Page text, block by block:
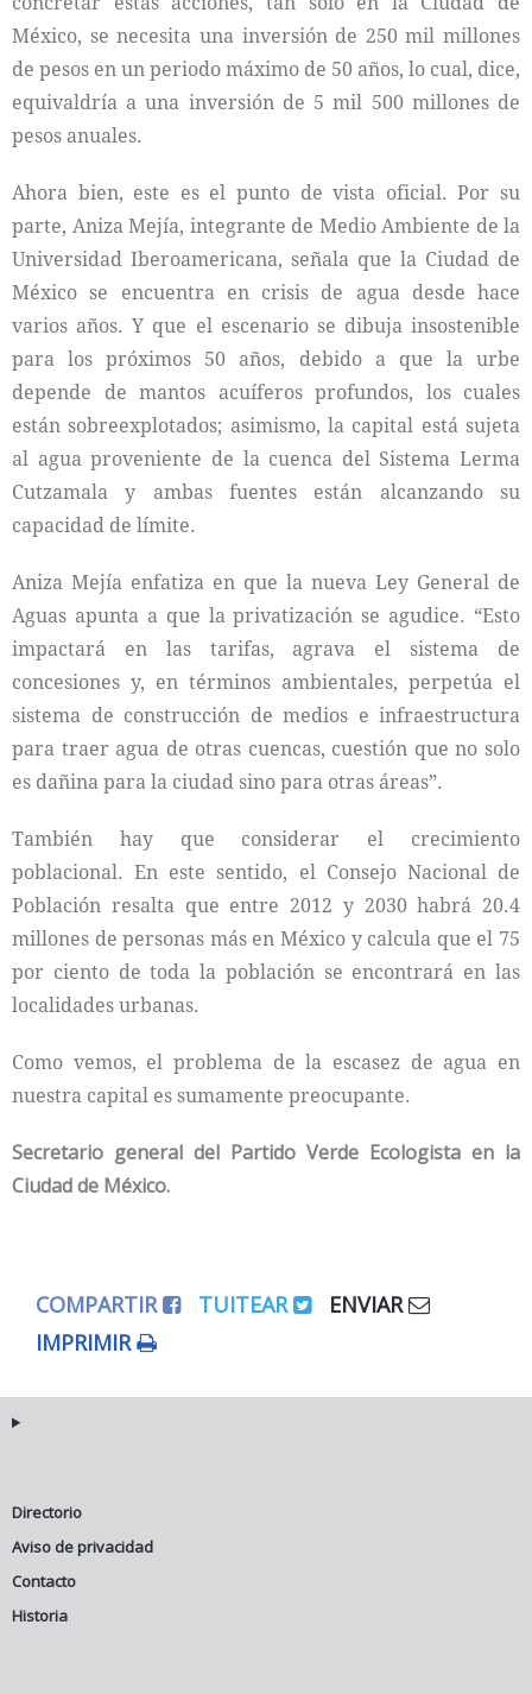
México, se necesita una inversión de 250 mil millones
de pesos en un periodo máximo de 50 años, lo cual, dice,
equivaldría a una inversión de 5 mil 500 millones de
pesos anuales.
Ahora bien, este es el punto de vista oficial. Por su
parte, Aniza Mejía, integrante de Medio Ambiente de la
Universidad Iberoamericana, señala que la Ciudad de
México se encuentra en crisis de agua desde hace
varios años. Y que el escenario se dibuja insostenible
para los próximos 50 años, debido a que la urbe
depende de mantos acuíferos profundos, los cuales
están sobreexplotados; asimismo, la capital está sujeta
al agua proveniente de la cuenca del Sistema Lerma
Cutzamala y ambas fuentes están alcanzando su
capacidad de límite.
Aniza Mejía enfatiza en que la nueva Ley General de
Aguas apunta a que la privatización se agudice. “Esto
impactará en las tarifas, agrava el sistema de
concesiones y, en términos ambientales, perpetúa el
sistema de construcción de medios e infraestructura
para traer agua de otras cuencas, cuestión que no solo
es dañina para la ciudad sino para otras áreas”.
También hay que considerar el crecimiento
poblacional. En este sentido, el Consejo Nacional de
Población resalta que entre 2012 y 2030 habrá 20.4
millones de personas más en México y calcula que el 75
por ciento de toda la población se encontrará en las
localidades urbanas.
Como vemos, el problema de la escasez de agua en
nuestra capital es sumamente preocupante.
Secretario general del Partido Verde Ecologista en la
Ciudad de México.
COMPARTIR TUITEAR
ENVIAR
IMPRIMIR
Directorio
Aviso de privacidad
Contacto
Historia